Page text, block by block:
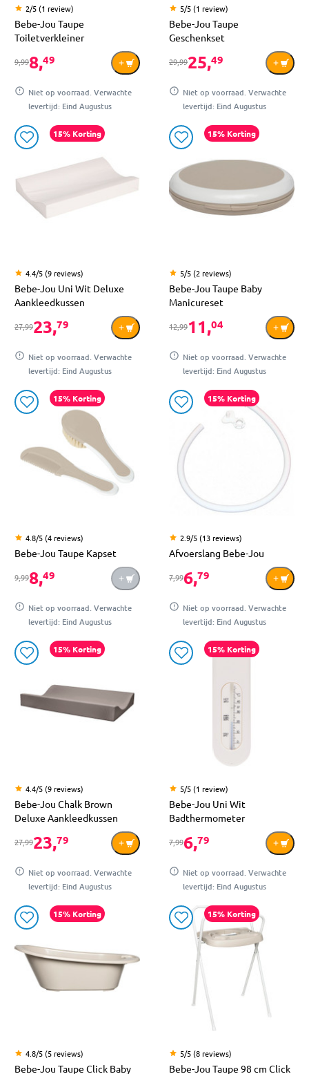
2/5 (1 review)
Bebe-Jou Taupe
Toiletverkleiner
9,998,49
Niet op voorraad. Verwachte
levertijd: Eind Augustus
5/5 (1 review)
Bebe-Jou Taupe
Geschenkset
29,9925,49
Niet op voorraad. Verwachte
levertijd: Eind Augustus
15% Korting
4.4/5 (9 reviews)
Bebe-Jou Uni Wit Deluxe
Aankleedkussen
27,9923,79
Niet op voorraad. Verwachte
levertijd: Eind Augustus
15% Korting
5/5 (2 reviews)
Bebe-Jou Taupe Baby
Manicureset
12,9911,04
Niet op voorraad. Verwachte
levertijd: Eind Augustus
15% Korting
4.8/5 (4 reviews)
Bebe-Jou Taupe Kapset
9,998,49
Niet op voorraad. Verwachte
levertijd: Eind Augustus
15% Korting
2.9/5 (13 reviews)
Afvoerslang Bebe-Jou
7,996,79
Niet op voorraad. Verwachte
levertijd: Eind Augustus
15% Korting
4.4/5 (9 reviews)
Bebe-Jou Chalk Brown
Deluxe Aankleedkussen
27,9923,79
Niet op voorraad. Verwachte
levertijd: Eind Augustus
15% Korting
5/5 (1 review)
Bebe-Jou Uni Wit
Badthermometer
7,996,79
Niet op voorraad. Verwachte
levertijd: Eind Augustus
15% Korting
4.8/5 (5 reviews)
Bebe-Jou Taupe Click Baby
15% Korting
5/5 (8 reviews)
Bebe-Jou Taupe 98 cm Click